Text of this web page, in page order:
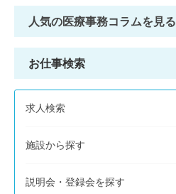
人気の医療事務コラムを見る
お仕事検索
求人検索
施設から探す
説明会・登録会を探す